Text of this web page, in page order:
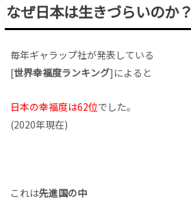
なぜ日本は生きづらいのか？
毎年ギャラップ社が発表している
[世界幸福度ランキング]によると
日本の幸福度は62位でした。
(2020年現在)
これは先進国の中